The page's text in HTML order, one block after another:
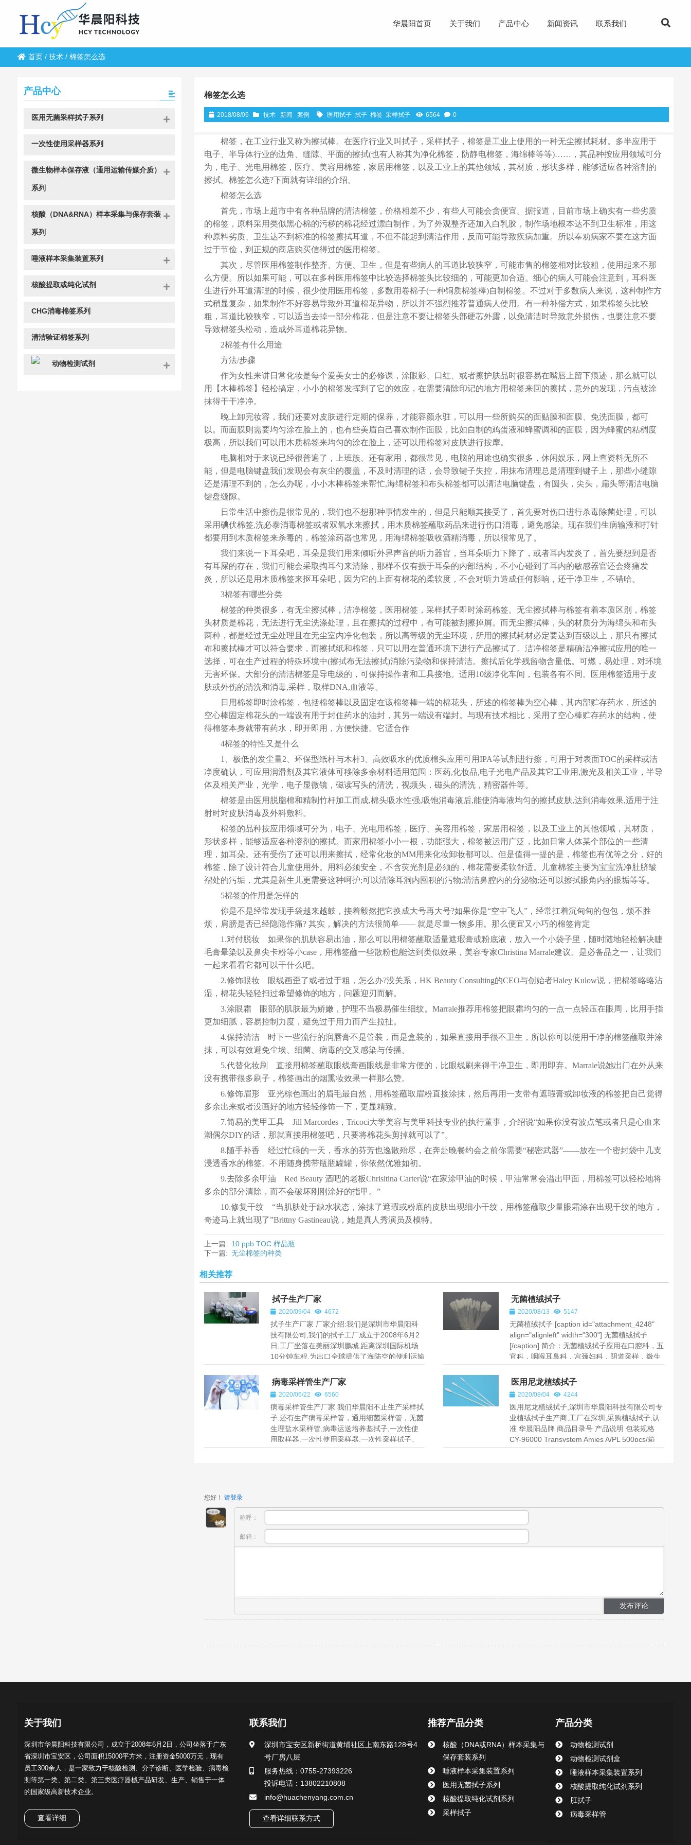
华晨阳首页 关于我们 产品中心 新闻资讯 联系我们
首页/ 技术/ 棉签怎么选
棉签怎么选
2018/08/06 技术 新闻 案例 医用拭子 拭子 棉签 采样拭子 6564 0
棉签，在工业行业又称为擦拭棒。在医疗行业又叫拭子，采样拭子，棉签是工业上使用的一种无尘擦拭耗材。多半应用于
电子、半导体行业的边角、缝隙、平面的擦拭(也有人称其为净化棉签，防静电棉签，海绵棒等等)……，其品种按应用领域可分
为，电子、光电用棉签，医疗、美容用棉签，家居用棉签，以及工业上的其他领域，其材质，形状多样，能够适应各种溶剂的
擦拭。棉签怎么选?下面就有详细的介绍。
棉签怎么选
首先，市场上超市中有各种品牌的清洁棉签，价格相差不少，有些人可能会贪便宜。据报道，目前市场上确实有一些劣质
的棉签，原料采用类似黑心棉的污秽的棉花经过漂白制作，为了外观整齐还加入白乳胶，制作场地根本达不到卫生标准，用这
种原料劣质、卫生达不到标准的棉签擦拭耳道，不但不能起到清洁作用，反而可能导致疾病加重。所以奉劝病家不要在这方面
过于节俭，到正规的商店购买信得过的医用棉签。
其次，尽管医用棉签制作整齐、方便、卫生，但是有些病人的耳道比较狭窄，可能市售的棉签相对比较粗，使用起来不那
么方便。所以如果可能，可以在多种医用棉签中比较选择棉签头比较细的，可能更加合适。细心的病人可能会注意到，耳科医
生进行外耳道清理的时候，很少使用医用棉签，多数用卷棉子(一种铜质棉签棒)自制棉签。不过对于多数病人来说，这种制作方
式稍显复杂，如果制作不好容易导致外耳道棉花异物，所以并不强烈推荐普通病人使用。有一种补偿方式，如果棉签头比较
粗，耳道比较狭窄，可以适当去掉一部分棉花，但是注意不要让棉签头部硬芯外露，以免清洁时导致意外损伤，也要注意不要
导致棉签头松动，造成外耳道棉花异物。
2棉签有什么用途
方法/步骤
作为女性来讲日常化妆是每个爱美女士的必修课，涂眼影、口红、或者擦护肤品时很容易在嘴唇上留下痕迹，那么就可以
用【木棒棉签】轻松搞定，小小的棉签发挥到了它的效应，在需要清除印记的地方用棉签来回的擦拭，意外的发现，污点被涂
抹得干干净净。
晚上卸完妆容，我们还要对皮肤进行定期的保养，才能容颜永驻，可以用一些所购买的面贴膜和面膜、免洗面膜，都可
以。而面膜则需要均匀涂在脸上的，也有些美眉自己喜欢制作面膜，比如自制的鸡蛋液和蜂蜜调和的面膜，因为蜂蜜的粘稠度
极高，所以我们可以用木质棉签来均匀的涂在脸上，还可以用棉签对皮肤进行按摩。
电脑相对于来说已经很普遍了，上班族、还有家用，都很常见，电脑的用途也确实很多，休闲娱乐，网上查资料无所不
能，但是电脑键盘我们发现会有灰尘的覆盖，不及时清理的话，会导致键子失控，用抹布清理总是清理到键子上，那些小缝隙
还是清理不到的，怎么办呢，小小木棒棉签来帮忙,海绵棉签和布头棉签都可以清洁电脑键盘，有圆头，尖头，扁头等清洁电脑
键盘缝隙。
日常生活中擦伤是很常见的，我们也不想那种事情发生的，但是只能顺其接受了，首先要对伤口进行杀毒除菌处理，可以
采用碘伏棉签,洗必泰消毒棉签或者双氧水来擦拭，用木质棉签蘸取药品来进行伤口消毒，避免感染。现在我们生病输液和打针
都要用到木质棉签来杀毒的，棉签涂药器也常见，用海绵棉签吸收酒精消毒，所以很常见了。
我们来说一下耳朵吧，耳朵是我们用来倾听外界声音的听力器官，当耳朵听力下降了，或者耳内发炎了，首先要想到是否
有耳屎的存在，我们可能会采取掏耳勺来清除，那样不仅有损于耳朵的内部结构，不小心碰到了耳内的敏感器官还会疼痛发
炎，所以还是用木质棉签来抠耳朵吧，因为它的上面有棉花的柔软度，不会对听力造成任何影响，还干净卫生，不错哈。
3棉签有哪些分类
棉签的种类很多，有无尘擦拭棒，洁净棉签，医用棉签，采样拭子即时涂药棉签。无尘擦拭棒与棉签有着本质区别，棉签
头材质是棉花，无法进行无尘洗涤处理，且在擦拭的过程中，有可能被刮擦掉屑。而无尘擦拭棒，头的材质分为海绵头和布头
两种，都是经过无尘处理且在无尘室内净化包装，所以高等级的无尘环境，所用的擦拭耗材必定要达到百级以上，那只有擦拭
布和擦拭棒才可以符合要求，而擦拭纸和棉签，只可以用在普通环境下进行产品擦拭了。洁净棉签是精确洁净擦拭应用的唯一
选择，可在生产过程的特殊环境中(擦拭布无法擦拭)消除污染物和保持清洁。擦拭后化学残留物含量低。可燃，易处理，对环境
无害环保。大部分的清洁棉签是导电级的，可保持操作者和工具接地。适用10级净化车间，包装各有不同。医用棉签适用于皮
肤或外伤的清洗和消毒,采样，取样DNA,血液等。
日用棉签即时涂棉签，包括棉签棒以及固定在该棉签棒一端的棉花头，所述的棉签棒为空心棒，其内部贮存药水，所述的
空心棒固定棉花头的一端设有用于封住药水的油封，其另一端设有端封。与现有技术相比，采用了空心棒贮存药水的结构，使
得棉签本身就带有药水，即开即用，方便快捷。它适合作
4棉签的特性又是什么
1、极低的发尘量2、环保型纸杆与木杆3、高效吸水的优质棉头应用可用IPA等试剂进行擦，可用于对表面TOC的采样或洁
净度确认，可应用润滑剂及其它液体可移除多余材料适用范围：医药,化妆品,电子光电产品及其它工业用,激光及相关工业，半导
体及相关产业，光学，电子显微镜，磁读写头的清洗，视频头，磁头的清洗，精密器件等。
棉签是由医用脱脂棉和精制竹杆加工而成,棉头吸水性强,吸饱消毒液后,能使消毒液均匀的擦拭皮肤,达到消毒效果,适用于注
射时对皮肤消毒及外科敷料。
棉签的品种按应用领域可分为，电子、光电用棉签，医疗、美容用棉签，家居用棉签，以及工业上的其他领域，其材质，
形状多样，能够适应各种溶剂的擦拭。而家用棉签小小一根，功能强大，棉签被运用广泛，比如日常人体某个部位的一些清
理，如耳朵。还有受伤了还可以用来擦拭，经常化妆的MM用来化妆卸妆都可以。但是值得一提的是，棉签也有优等之分，好的
棉签，除了设计符合儿童使用外。用料必须安全，不含荧光剂是必须的，棉花需要柔软舒适。儿童棉签主要为宝宝洗净肚脐皱
褶处的污垢，尤其是新生儿更需要这种呵护;可以清除耳洞内囤积的污物;清洁鼻腔内的分泌物;还可以擦拭眼角内的眼垢等等。
5棉签的作用是怎样的
你是不是经常发现手袋越来越鼓，接着毅然把它换成大号再大号?如果你是“空中飞人”，经常扛着沉甸甸的包包，烦不胜
烦，肩膀是否已经隐隐作痛? 其实，解决的方法很简单—— 就是尽量一物多用。那么便宜又小巧的棉签肯定
1.对付脱妆 如果你的肌肤容易出油，那么可以用棉签蘸取适量遮瑕膏或粉底液，放入一个小袋子里，随时随地轻松解决睫
毛膏晕染以及鼻尖卡粉等小case，用棉签蘸一些散粉也能达到类似效果，美容专家Christina Marrale建议。是必备品之一，让我们
一起来看看它都可以干什么吧。
2.修饰眼妆 眼线画歪了或者过于粗，怎么办?没关系，HK Beauty Consulting的CEO与创始者Haley Kulow说，把棉签略略沾
湿，棉花头轻轻扫过希望修饰的地方，问题迎刃而解。
3.涂眼霜 眼部的肌肤最为娇嫩，护理不当极易催生细纹。Marrale推荐用棉签把眼霜均匀的一点一点轻压在眼周，比用手指
更加细腻，容易控制力度，避免过于用力而产生拉扯。
4.保持清洁 时下一些流行的润唇膏不是管装，而是盒装的，如果直接用手很不卫生，所以你可以使用干净的棉签蘸取并涂
抹，可以有效避免尘埃、细菌、病毒的交叉感染与传播。
5.代替化妆刷 直接用棉签蘸取眼线膏画眼线是非常方便的，比眼线刷来得干净卫生，即用即弃。Marrale说她出门在外从来
没有携带很多刷子，棉签画出的烟熏妆效果一样那么赞。
6.修饰眉形 亚光棕色画出的眉毛最自然，用棉签蘸取眉粉直接涂抹，然后再用一支带有遮瑕膏或卸妆液的棉签把自己觉得
多余出来或者没画好的地方轻轻修饰一下，更显精致。
7.简易的美甲工具 Jill Marcordes，Tricoci大学美容与美甲科技专业的执行董事，介绍说“如果你没有波点笔或者只是心血来
潮偶尔DIY的话，那就直接用棉签吧，只要将棉花头剪掉就可以了”。
8.随手补香 经过忙碌的一天，香水的芬芳也逸散殆尽，在奔赴晚餐约会之前你需要“秘密武器”——放在一个密封袋中几支
浸透香水的棉签。不用随身携带瓶瓶罐罐，你依然优雅如初。
9.去除多余甲油 Red Beauty 酒吧的老板Chrisitina Carter说“在家涂甲油的时候，甲油常常会溢出甲面，用棉签可以轻松地将
多余的部分清除，而不会破坏刚刚涂好的指甲。”
10.修复干纹 “当肌肤处于缺水状态，涂抹了遮瑕或粉底的皮肤出现细小干纹，用棉签蘸取少量眼霜涂在出现干纹的地方，
奇迹马上就出现了”Brittny Gastineau说，她是真人秀演员及模特。
上一篇: 10 ppb TOC 样品瓶
下一篇: 无尘棉签的种类
相关推荐
拭子生产厂家
2020/09/04 4672
拭子生产厂家 厂家介绍:我们是深圳市华晨阳科
技有限公司,我们的拭子工厂成立于2008年6月2
日,工厂坐落在美丽深圳鹏城,距离深圳国际机场
10分钟车程,为出口全球提供了海陆空的便利运输
条件. 拭子工厂面积10000平方...
无菌植绒拭子
2020/08/13 5147
无菌植绒拭子 [caption id="attachment_4248"
align="alignleft" width="300"] 无菌植绒拭子
[/caption] 简介：无菌植绒拭子应用在口腔科，五
官科，咽喉耳鼻科，宫颈妇科，阴道采样，微生
物采样，DNA,RNA采...
病毒采样管生产厂家
2020/06/22 6560
病毒采样管生产厂家 我们华晨阳不止生产采样拭
子,还有生产病毒采样管，通用细菌采样管，无菌
生理盐水采样管,病毒运送培养基拭子,一次性使
用取样器,一次性使用采样器,一次性采样拭子。
工厂在深圳,属于高新技术...
医用尼龙植绒拭子
2020/08/04 4244
医用尼龙植绒拭子,深圳市华晨阳科技有限公司专
业植绒拭子生产商,工厂在深圳,采购植绒拭子,认
准 华晨阳品牌 商品目录号 产品说明 包装规格
CY-96000 Transystem Amies A/PL 500pcs/箱
CY-...
您好！ 请登录
称呼：
邮箱：
产品中心
医用无菌采样拭子系列
一次性使用采样器系列
微生物样本保存液（通用运输传媒介质）
系列
核酸（DNA&RNA）样本采集与保存套装
系列
唾液样本采集装置系列
核酸提取或纯化试剂
CHG消毒棉签系列
清洁验证棉签系列
动物检测试剂
关于我们
深圳市华晨阳科技有限公司，成立于2008年6月2日，公司坐落于广东
省深圳市宝安区，公司面积15000平方米，注册资金5000万元，现有
员工300余人，是一家致力于核酸检测、分子诊断、医学检验、病毒检
测等第一类、第二类、第三类医疗器械产品研发、生产、销售于一体
的国家级高新技术企业。
查看详细
联系我们
深圳市宝安区新桥街道黄埔社区上南东路128号4
号厂房八层
服务热线：0755-27393226
投诉电话：13802210808
info@huachenyang.com.cn
查看详细联系方式
推荐产品分类
核酸（DNA或RNA）样本采集与
保存套装系列
唾液样本采集装置系列
医用无菌拭子系列
核酸提取纯化试剂系列
采样拭子
产品分类
动物检测试剂
动物检测试剂盒
唾液样本采集装置系列
核酸提取纯化试剂系列
肛拭子
病毒采样管